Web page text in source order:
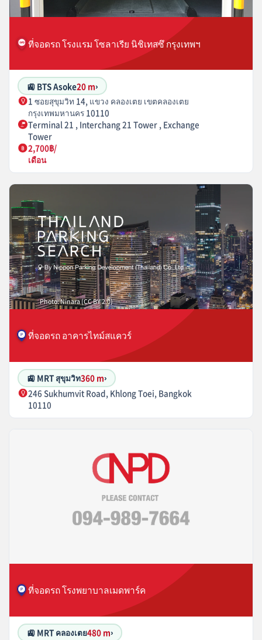
ที่จอดรถ โรงแรม โซลาเรีย นิชิเทสซึ กรุงเทพฯ
🚉 BTS Asoke20 m›
1 ซอยสุขุมวิท 14, แขวง คลองเตย เขตคลองเตย
กรุงเทพมหานคร 10110
Terminal 21 , Interchang 21 Tower , Exchange
Tower
2,700฿/
เดือน
Photo: Ninara (CC BY 2.0)
ที่จอดรถ อาคารไทม์สแควร์
🚉 MRT สุขุมวิท360 m›
246 Sukhumvit Road, Khlong Toei, Bangkok
10110
ที่จอดรถ โรงพยาบาลเมดพาร์ค
🚉 MRT คลองเตย480 m›